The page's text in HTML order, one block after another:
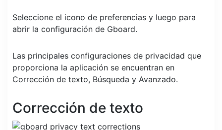
Seleccione el icono de preferencias y luego para
abrir la configuración de Gboard.
Las principales configuraciones de privacidad que
proporciona la aplicación se encuentran en
Corrección de texto, Búsqueda y Avanzado.
Corrección de texto